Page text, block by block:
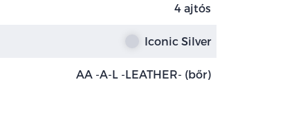
4 ajtós
Iconic Silver
AA -A-L -LEATHER- (bőr)